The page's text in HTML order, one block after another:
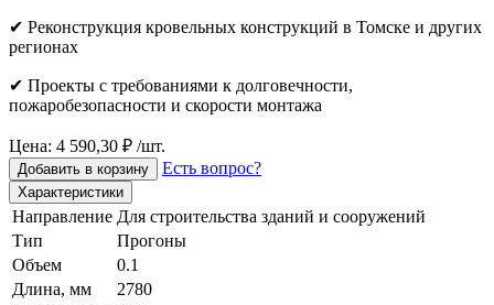
✔ Реконструкция кровельных конструкций в Томске и других
регионах
✔ Проекты с требованиями к долговечности,
пожаробезопасности и скорости монтажа
Цена: 4 590,30 ₽ /шт.
Добавить в корзину Есть вопрос?
Характеристики
Направление Для строительства зданий и сооружений
Тип
Прогоны
Объем
0.1
Длина, мм
2780